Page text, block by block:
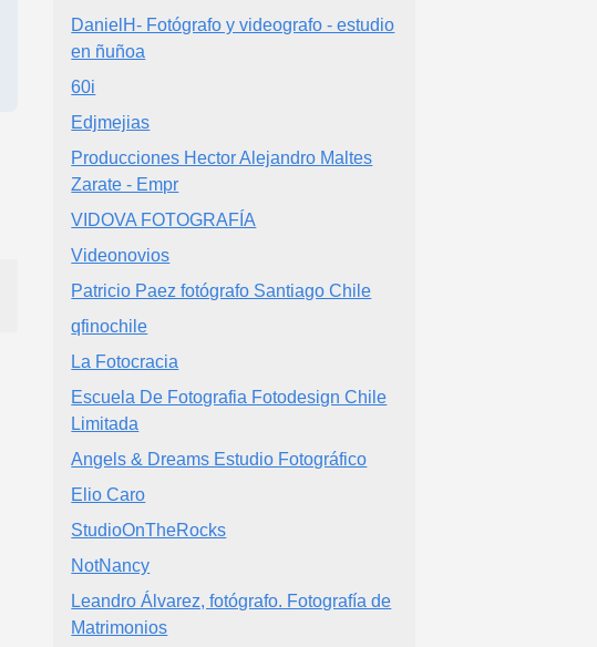
DanielH- Fotógrafo y videografo - estudio
en ñuñoa
60i
Edjmejias
Producciones Hector Alejandro Maltes
Zarate - Empr
VIDOVA FOTOGRAFÍA
Videonovios
Patricio Paez fotógrafo Santiago Chile
qfinochile
La Fotocracia
Escuela De Fotografia Fotodesign Chile
Limitada
Angels & Dreams Estudio Fotográfico
Elio Caro
StudioOnTheRocks
NotNancy
Leandro Álvarez, fotógrafo. Fotografía de
Matrimonios